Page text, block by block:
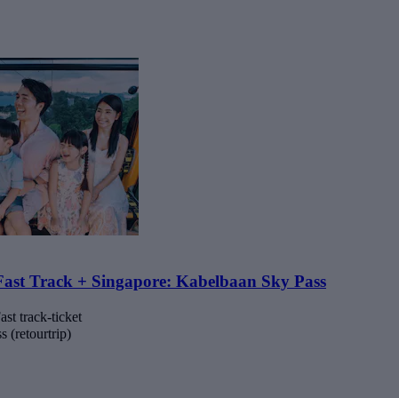
Track + Singapore: Kabelbaan Sky Pass
track-ticket
(retourtrip)